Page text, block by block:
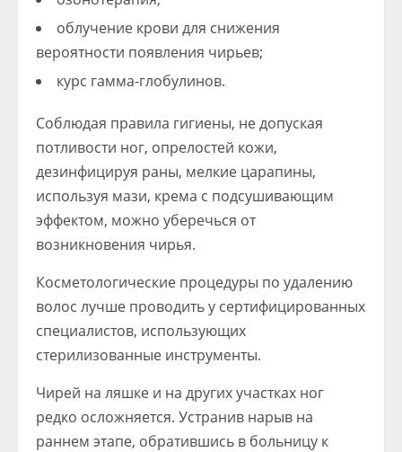
облучение крови для снижения
вероятности появления чирьев;
курс гамма-глобулинов.
Соблюдая правила гигиены, не допуская
потливости ног, опрелостей кожи,
дезинфицируя раны, мелкие царапины,
используя мази, крема с подсушивающим
эффектом, можно уберечься от
возникновения чирья.
Косметологические процедуры по удалению
волос лучше проводить у сертифицированных
специалистов, использующих
стерилизованные инструменты.
Чирей на ляшке и на других участках ног
редко осложняется. Устранив нарыв на
раннем этапе, обратившись в больницу к